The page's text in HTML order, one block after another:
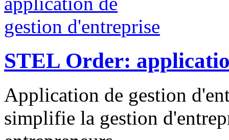
STEL Order:
Application de gestion
simplifie la gestion